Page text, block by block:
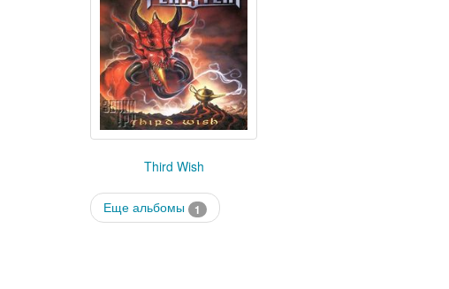
Third Wish
Еще альбомы 1